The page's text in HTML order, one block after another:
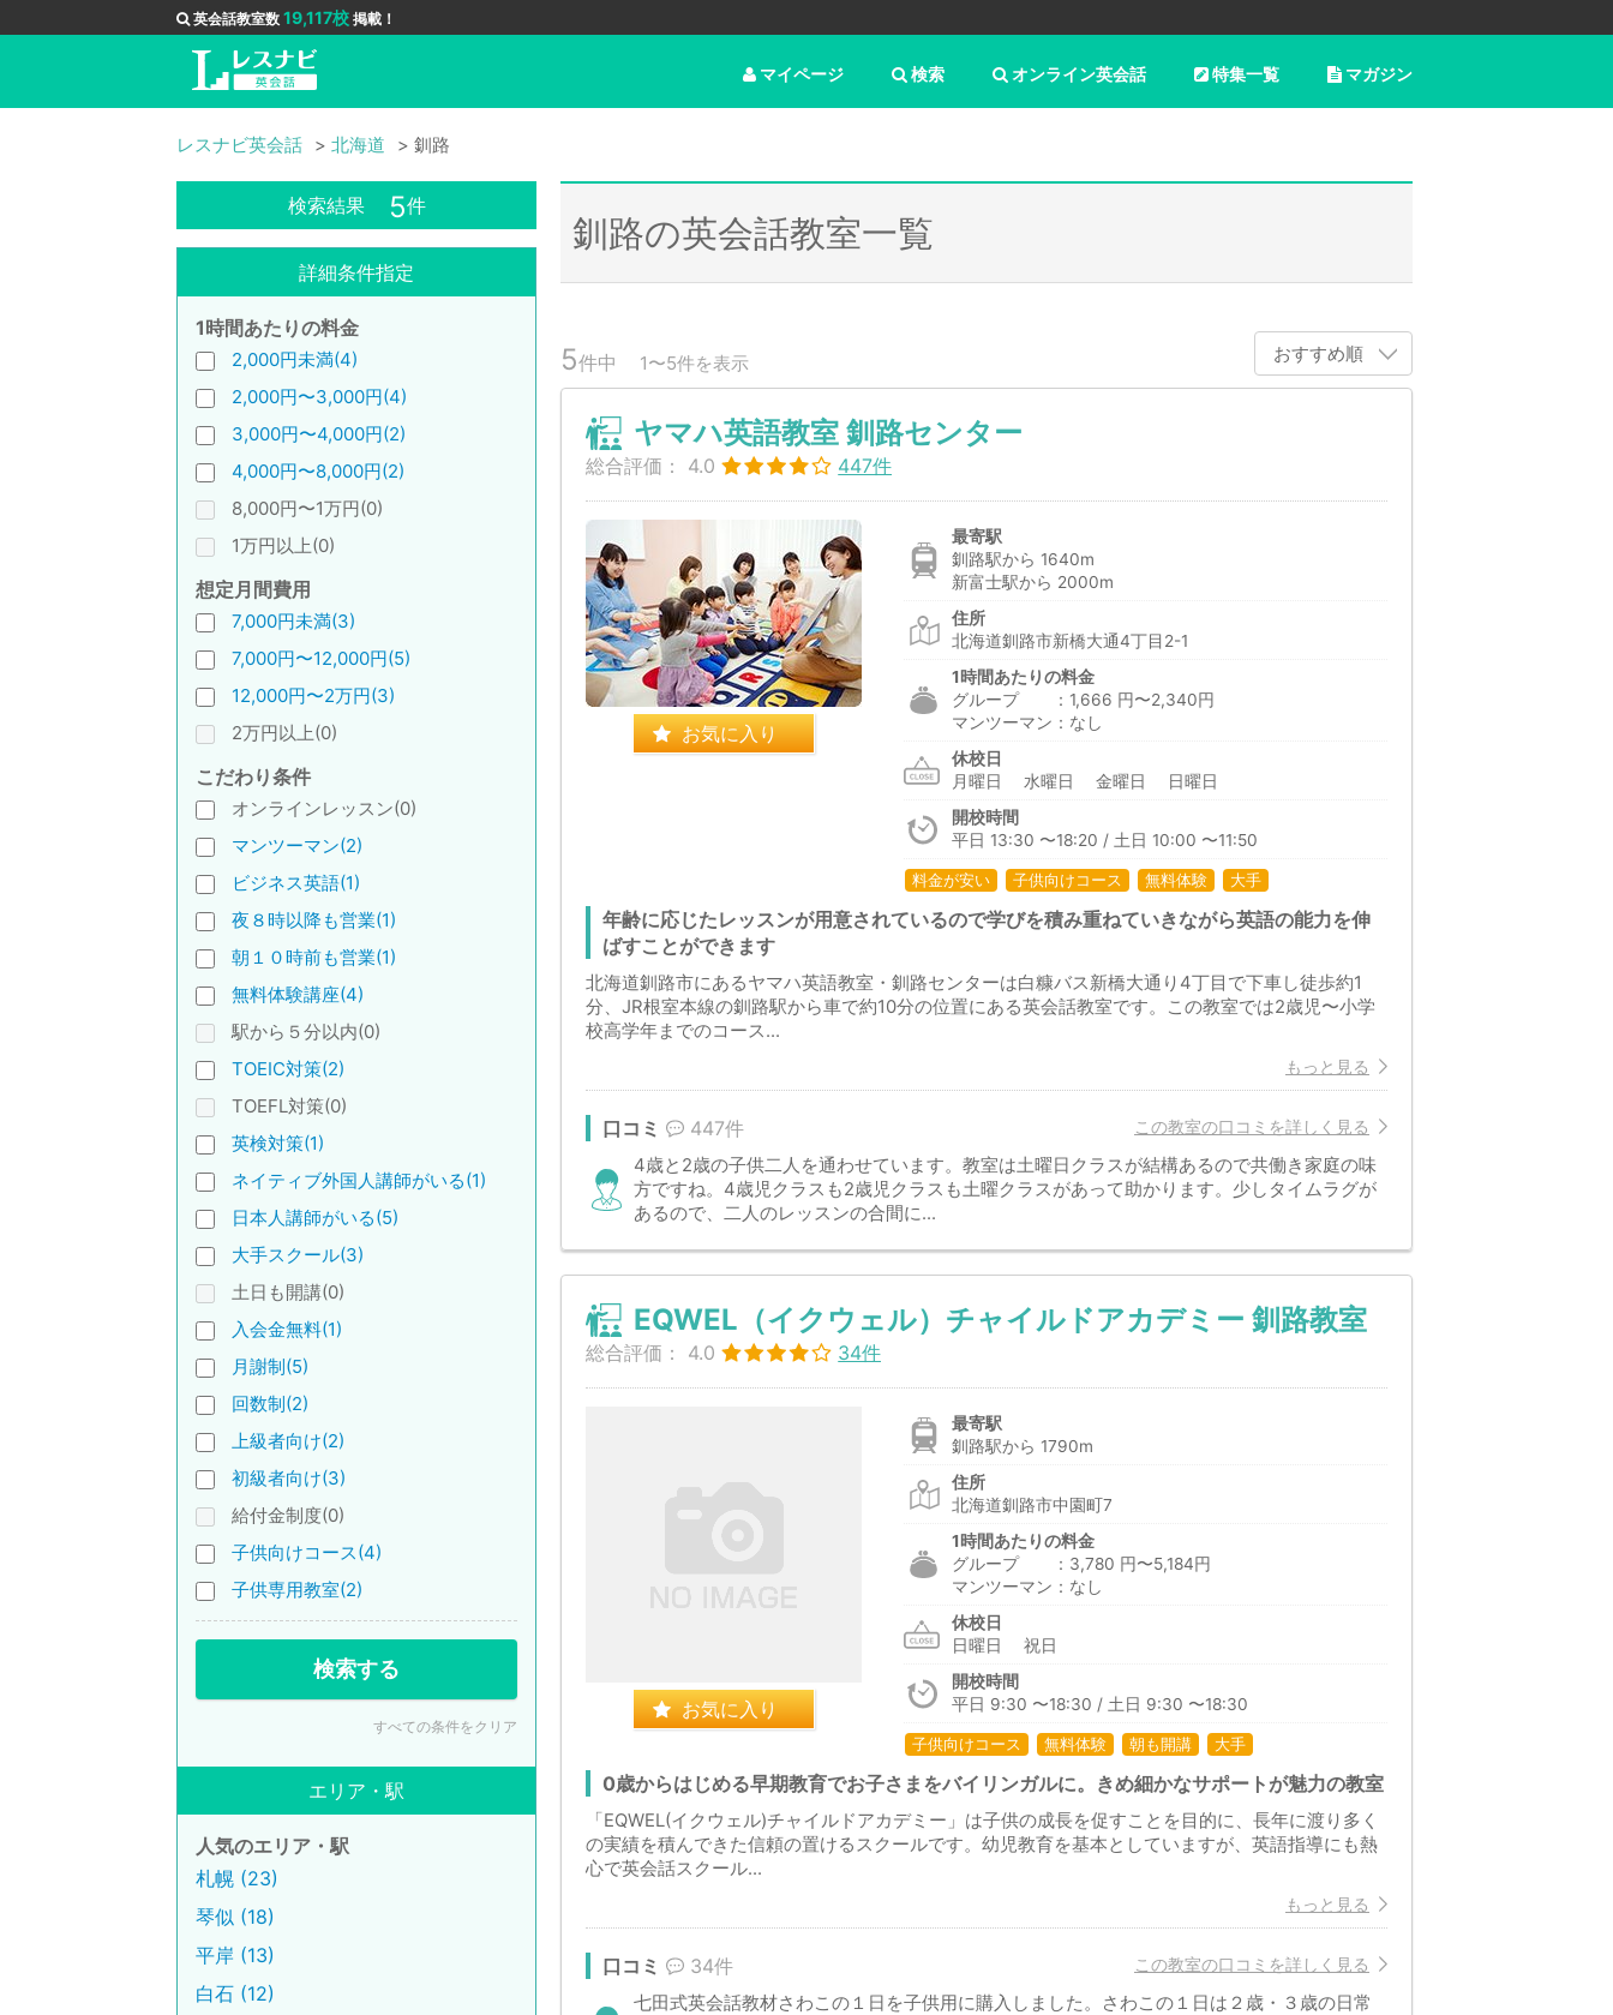
英会話教室数 19,117校 掲載！
マガジン
特集一覧
オンライン英会話
検索
マイページ
レスナビ英会話 北海道 釧路
検索結果 5件
詳細条件指定
1時間あたりの料金
2,000円未満(4)
2,000円〜3,000円(4)
3,000円〜4,000円(2)
4,000円〜8,000円(2)
8,000円〜1万円(0)
1万円以上(0)
想定月間費用
7,000円未満(3)
7,000円〜12,000円(5)
12,000円〜2万円(3)
2万円以上(0)
こだわり条件
オンラインレッスン(0)
マンツーマン(2)
ビジネス英語(1)
夜８時以降も営業(1)
朝１０時前も営業(1)
無料体験講座(4)
駅から５分以内(0)
TOEIC対策(2)
TOEFL対策(0)
英検対策(1)
ネイティブ外国人講師がいる(1)
日本人講師がいる(5)
大手スクール(3)
土日も開講(0)
入会金無料(1)
月謝制(5)
回数制(2)
上級者向け(2)
初級者向け(3)
給付金制度(0)
子供向けコース(4)
子供専用教室(2)
検索する
すべての条件をクリア
エリア・駅
人気のエリア・駅
札幌 (23)
琴似 (18)
平岸 (13)
白石 (12)
釧路の英会話教室一覧
5件中 1〜5件を表示 おすすめ順
ヤマハ英語教室 釧路センター
総合評価： 4.0 447件
お気に入り
最寄駅
釧路駅から 1640m
新富士駅から 2000m
住所
北海道釧路市新橋大通4丁目2-1
1時間あたりの料金
グループ ：1,666 円〜2,340円
マンツーマン：なし
休校日
月曜日 水曜日 金曜日 日曜日
開校時間
平日 13:30 〜18:20 / 土日 10:00 〜11:50
料金が安い 子供向けコース 無料体験 大手
年齢に応じたレッスンが用意されているので学びを積み重ねていきながら英語の能力を伸
ばすことができます
北海道釧路市にあるヤマハ英語教室・釧路センターは白糠バス新橋大通り4丁目で下車し徒歩約1
分、JR根室本線の釧路駅から車で約10分の位置にある英会話教室です。この教室では2歳児〜小学
校高学年までのコース...
もっと見る
この教室の口コミを詳しく見る
口コミ 447件
4歳と2歳の子供二人を通わせています。教室は土曜日クラスが結構あるので共働き家庭の味
方ですね。4歳児クラスも2歳児クラスも土曜クラスがあって助かります。少しタイムラグが
あるので、二人のレッスンの合間に...
EQWEL（イクウェル）チャイルドアカデミー 釧路教室
総合評価： 4.0 34件
お気に入り
最寄駅
釧路駅から 1790m
住所
北海道釧路市中園町7
1時間あたりの料金
グループ ：3,780 円〜5,184円
マンツーマン：なし
休校日
日曜日 祝日
開校時間
平日 9:30 〜18:30 / 土日 9:30 〜18:30
子供向けコース 無料体験 朝も開講 大手
0歳からはじめる早期教育でお子さまをバイリンガルに。きめ細かなサポートが魅力の教室
「EQWEL(イクウェル)チャイルドアカデミー」は子供の成長を促すことを目的に、長年に渡り多く
の実績を積んできた信頼の置けるスクールです。幼児教育を基本としていますが、英語指導にも熱
心で英会話スクール...
もっと見る
この教室の口コミを詳しく見る
口コミ 34件
七田式英会話教材さわこの１日を子供用に購入しました。さわこの１日は２歳・３歳の日常